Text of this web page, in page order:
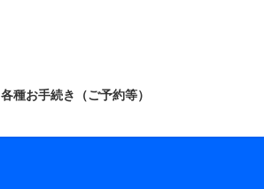
各種お手続き（ご予約等）